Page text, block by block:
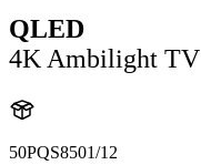
QLED
4K Ambilight TV
50PQS8501/12